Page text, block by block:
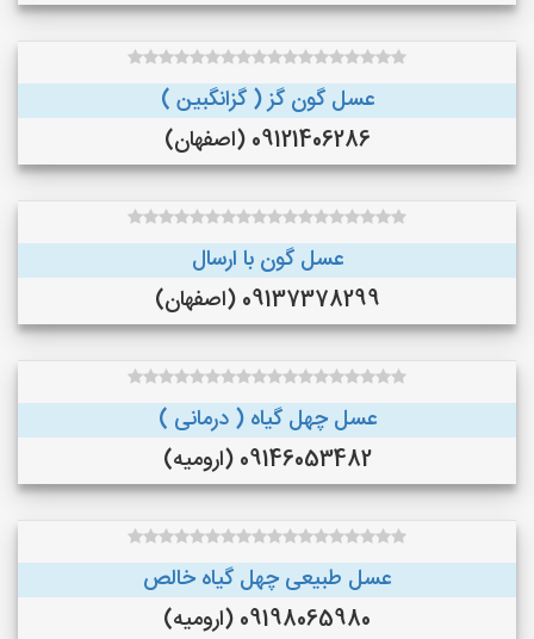
عسل گون گز ( گزانگبین )
09121406286 (اصفهان)
عسل گون با ارسال
09137378299 (اصفهان)
عسل چهل گیاه ( درمانی )
09146053482 (ارومیه)
عسل طبیعی چهل گیاه خالص
09198065980 (ارومیه)